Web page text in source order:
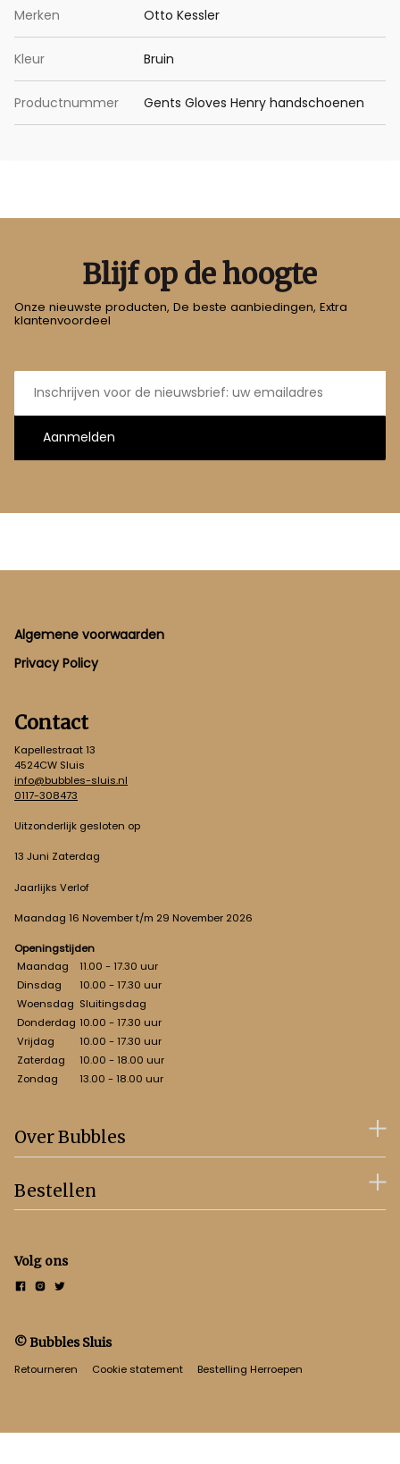
Merken Otto Kessler
Kleur Bruin
Productnummer Gents Gloves Henry handschoenen
Blijf op de hoogte
Onze nieuwste producten, De beste aanbiedingen, Extra
klantenvoordeel
E-
mailadres
Aanmelden
Footer
Algemene voorwaarden
Privacy Policy
Contact
Kapellestraat 13
4524CW Sluis
info@bubbles-sluis.nl
0117-308473
Uitzonderlijk gesloten op
13 Juni Zaterdag
Jaarlijks Verlof
Maandag 16 November t/m 29 November 2026
Openingstijden
Maandag
11.00 - 17.30 uur
Dinsdag
10.00 - 17.30 uur
Woensdag Sluitingsdag
Donderdag 10.00 - 17.30 uur
Vrijdag
10.00 - 17.30 uur
Zaterdag
10.00 - 18.00 uur
Zondag
13.00 - 18.00 uur
Over Bubbles
Bestellen
Volg ons
© Bubbles Sluis
Retourneren Cookie statement Bestelling Herroepen